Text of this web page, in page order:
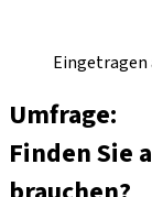
Eingetragen
Umfrage:
Finden Sie